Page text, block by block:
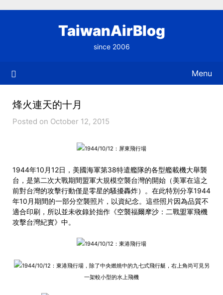
TaiwanAirBlog
since 2006
Menu
烽火連天的十月
Posted on October 12, 2015
1944/10/12：屏東飛行場
1944年10月12日，美國海軍第38特遣艦隊的各型艦載機大舉襲
台，是第二次大戰期間盟軍大規模空襲台灣的開始（美軍在這之
前對台灣的攻擊行動僅是零星的騷擾轟炸）。在此特別分享1944
年10月期間的一部分空襲照片，以資紀念。這些照片因為品質不
適合印刷，所以並未收錄於拙作《空襲福爾摩沙：二戰盟軍飛機
攻擊台灣紀實》中。
1944/10/12：東港飛行場
1944/10/12：東港飛行場，除了中央燃燒中的九七式飛行艇，右上角尚可見另
一架較小型的水上飛機